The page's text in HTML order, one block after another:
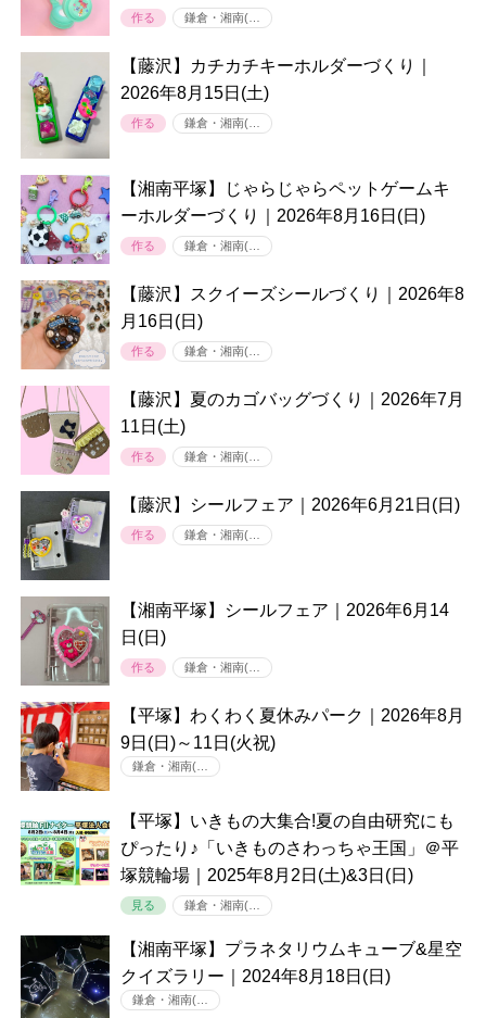
作る 鎌倉・湘南(…
【藤沢】カチカチキーホルダーづくり｜
2026年8月15日(土)
作る 鎌倉・湘南(…
【湘南平塚】じゃらじゃらペットゲームキ
ーホルダーづくり｜2026年8月16日(日)
作る 鎌倉・湘南(…
【藤沢】スクイーズシールづくり｜2026年8
月16日(日)
作る 鎌倉・湘南(…
【藤沢】夏のカゴバッグづくり｜2026年7月
11日(土)
作る 鎌倉・湘南(…
【藤沢】シールフェア｜2026年6月21日(日)
作る 鎌倉・湘南(…
【湘南平塚】シールフェア｜2026年6月14
日(日)
作る 鎌倉・湘南(…
【平塚】わくわく夏休みパーク｜2026年8月
9日(日)～11日(火祝)
鎌倉・湘南(…
【平塚】いきもの大集合!夏の自由研究にも
ぴったり♪「いきものさわっちゃ王国」＠平
塚競輪場｜2025年8月2日(土)&3日(日)
見る 鎌倉・湘南(…
【湘南平塚】プラネタリウムキューブ&星空
クイズラリー｜2024年8月18日(日)
鎌倉・湘南(…